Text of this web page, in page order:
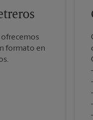
ofrecemos
formato en